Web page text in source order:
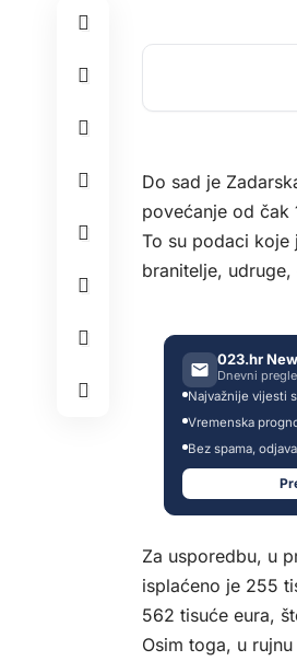
Do sad je
povećanje od čak
To su podaci koje
branitelje,
023.hr
Dnevni
Najvažnije vijesti
Vremenska
Bez spama,
Za usporedbu, u
isplaćeno je 255
562 tisuće eura,
Osim toga, u